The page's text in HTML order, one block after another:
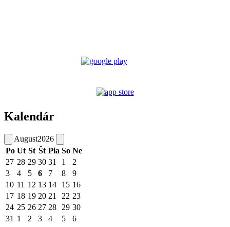
Kalendár
August2026
Po Ut St Št Pia So Ne
27 28 29 30 31 1
2
3
4 5 6 7 8
9
10 11 12 13 14 15 16
17 18 19 20 21 22 23
24 25 26 27 28 29 30
31 1 2 3 4 5 6